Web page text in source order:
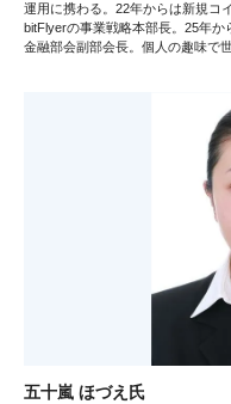
運用に携わる。22年からは新規コ
bitFlyerの事業戦略本部長。25年
金融部会副部会長。個人の趣味で
五十嵐 ほづえ氏